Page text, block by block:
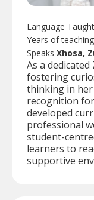
Language
Years of
Speaks Xhosa,
As a
fostering
thinking in her
recognition
developed
professional
student-
learners to
supportive